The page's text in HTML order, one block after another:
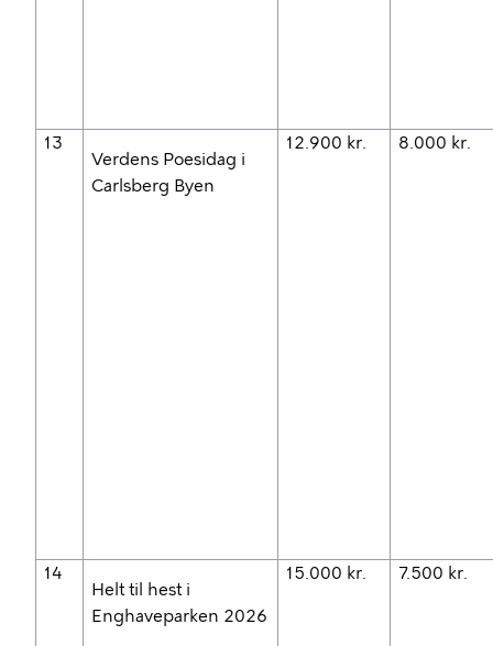
13
Verdens Poesidag i
Carlsberg Byen
12.900 kr. 8.000 kr.
14
Helt til hest i
Enghaveparken 2026
15.000 kr. 7.500 kr.